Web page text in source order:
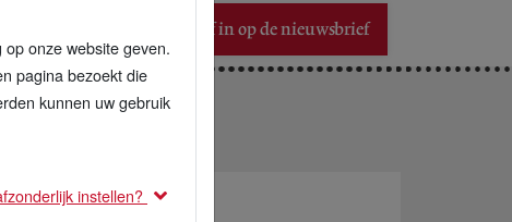
Schrijf in op de nieuwsbrief
onze website geven.
pagina bezoekt die
kunnen uw gebruik
instellen?